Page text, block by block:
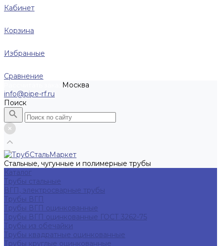
Кабинет
Корзина
Избранные
Сравнение
Москва
info@pipe-rf.ru
Поиск
Стальные, чугунные и полимерные трубы
Каталог
Трубы стальные
ВГП, электросварные трубы
Трубы ВГП
Трубы ВГП оцинкованные
Трубы ВГП оцинкованные ГОСТ 3262-75
Трубы из обечайки
Трубы квадратные оцинкованные
Трубы круглые оцинкованные